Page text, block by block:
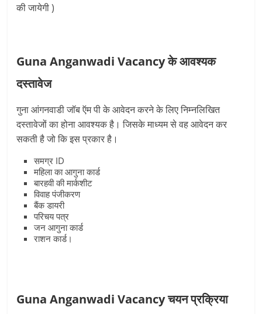
की जायेगी )
Guna Anganwadi Vacancy के आवश्यक
दस्तावेज
गुना आंगनवाडी जॉब ऍम पी के आवेदन करने के लिए निम्नलिखित
दस्तावेजों का होना आवश्यक है। जिसके माध्यम से वह आवेदन कर
सकती है जो कि इस प्रकार है।
समग्र ID
महिला का आगुना कार्ड
बारहवी की मार्कशीट
विवाह पंजीकरण
बैंक डायरी
परिचय पत्र
जन आगुना कार्ड
राशन कार्ड।
Guna Anganwadi Vacancy चयन प्रक्रिया